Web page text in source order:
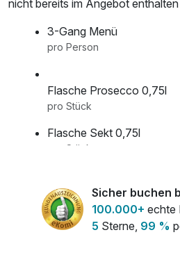
nicht bereits im Angebot enthalten
3-Gang Menü
pro Person
Flasche Prosecco 0,75l
pro Stück
Flasche Sekt 0,75l
pro Stück
pro Stück
Lunchpaket für unterwegs
pro Aufenthalt
Sicher buchen
100.000+ echte
5 Sterne, 99 %